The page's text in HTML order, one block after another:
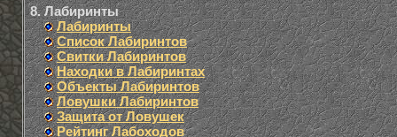
8. Лабиринты
Лабиринты
Список Лабиринтов
Свитки Лабиринтов
Находки в Лабиринтах
Объекты Лабиринтов
Ловушки Лабиринтов
Защита от Ловушек
Рейтинг Лабоходов